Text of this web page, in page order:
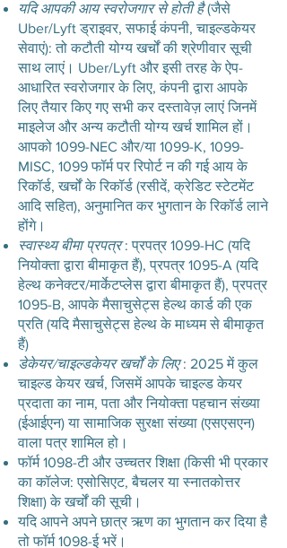
यदि आपकी आय स्वरोजगार से होती है(जैसे
Uber/Lyft ड्राइवर, सफाई कंपनी, चाइल्डकेयर
सेवाएं): तो कटौती योग्य खर्चों की श्रेणीवार सूची
साथ लाएं। Uber/Lyft और इसी तरह के ऐप-
आधारित स्वरोजगार के लिए, कंपनी द्वारा आपके
लिए तैयार किए गए सभी कर दस्तावेज़ लाएं जिनमें
माइलेज और अन्य कटौती योग्य खर्च शामिल हों।
आपको 1099-NEC और/या 1099-K, 1099-
MISC, 1099 फॉर्म पर रिपोर्ट न की गई आय के
रिकॉर्ड, खर्चों के रिकॉर्ड (रसीदें, क्रेडिट स्टेटमेंट
आदि सहित), अनुमानित कर भुगतान के रिकॉर्ड लाने
होंगे।
स्वास्थ्य बीमा प्रपत्र: प्रपत्र 1099-HC (यदि
नियोक्ता द्वारा बीमाकृत हैं), प्रपत्र 1095-A (यदि
हेल्थ कनेक्टर/मार्केटप्लेस द्वारा बीमाकृत हैं), प्रपत्र
1095-B, आपके मैसाचुसेट्स हेल्थ कार्ड की एक
प्रति (यदि मैसाचुसेट्स हेल्थ के माध्यम से बीमाकृत
हैं)
डेकेयर/चाइल्डकेयर खर्चों के लिए: 2025 में कुल
चाइल्ड केयर खर्च, जिसमें आपके चाइल्ड केयर
प्रदाता का नाम, पता और नियोक्ता पहचान संख्या
(ईआईएन) या सामाजिक सुरक्षा संख्या (एसएसएन)
वाला पत्र शामिल हो।
फॉर्म 1098-टी और उच्चतर शिक्षा (किसी भी प्रकार
का कॉलेज: एसोसिएट, बैचलर या स्नातकोत्तर
शिक्षा) के खर्चों की सूची।
यदि आपने अपने छात्र ऋण का भुगतान कर दिया है
तो फॉर्म 1098-ई भरें।